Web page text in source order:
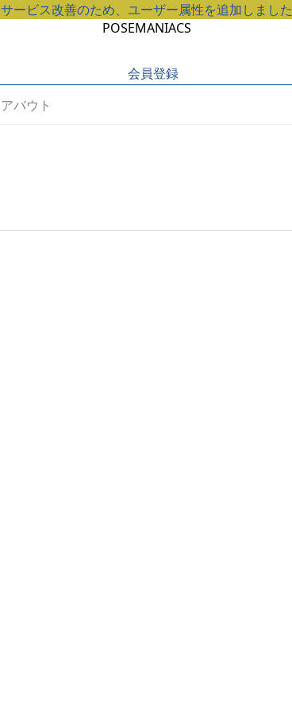
サービス改善のため、ユーザー属性を追加しました
POSEMANIACS
会員登録
アバウト